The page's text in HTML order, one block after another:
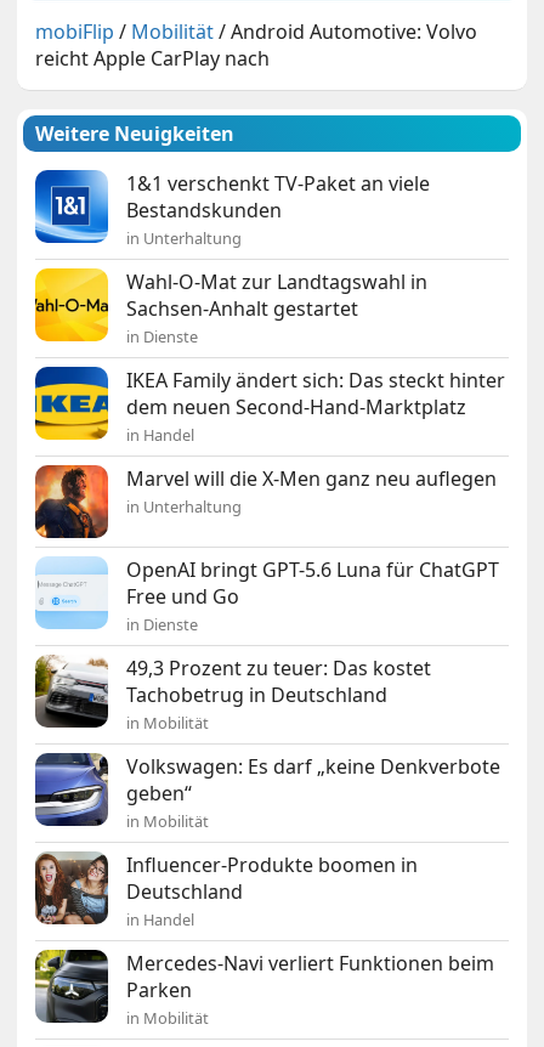
mobiFlip / Mobilität/Android Automotive: Volvo
reicht Apple CarPlay nach
Weitere Neuigkeiten
1&1 verschenkt TV-Paket an viele
Bestandskunden
in Unterhaltung
Wahl-O-Mat zur Landtagswahl in
Sachsen-Anhalt gestartet
in Dienste
IKEA Family ändert sich: Das steckt hinter
dem neuen Second-Hand-Marktplatz
in Handel
Marvel will die X-Men ganz neu auflegen
in Unterhaltung
OpenAI bringt GPT-5.6 Luna für ChatGPT
Free und Go
in Dienste
49,3 Prozent zu teuer: Das kostet
Tachobetrug in Deutschland
in Mobilität
Volkswagen: Es darf „keine Denkverbote
geben“
in Mobilität
Influencer-Produkte boomen in
Deutschland
in Handel
Mercedes-Navi verliert Funktionen beim
Parken
in Mobilität